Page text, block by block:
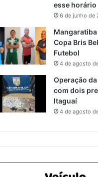
esse horário
6 de junho de
Mangaratiba
Copa Bris
Futebol
4 de agosto
Operação
com dois
Itaguaí
4 de agosto